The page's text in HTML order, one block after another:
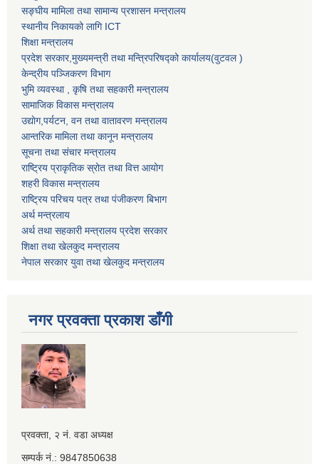
सङ्घीय मामिला तथा सामान्य प्रशासन मन्त्रालय
स्थानीय निकायको लागि ICT
शिक्षा मन्त्रालय
प्रदेश सरकार,मुख्यमन्त्री तथा मन्त्रिपरिषद्को कार्यालय(वुटवल )
केन्द्रीय पञ्जिकरण विभाग
भुमि व्यवस्था , कृषि तथा सहकारी मन्त्रालय
सामाजिक विकास मन्त्रालय
उद्याेग,पर्यटन, वन तथा वातावरण मन्त्रालय
आन्तरिक मामिला तथा कानून मन्त्रालय
सूचना तथा संचार मन्त्रालय
राष्ट्रिय प्राकृतिक स्रोत तथा वित्त आयोग
शहरी विकास मन्त्रालय
राष्ट्रिय परिचय पत्र तथा पंजीकरण बिभाग
अर्थ मन्त्रलाय
अर्थ तथा सहकारी मन्त्रालय प्रदेश सरकार
शिक्षा तथा खेलकुद मन्‍‍त्रालय
नेपाल सरकार युवा तथा खेलकुद मन्त्रालय
नगर प्रवक्ता प्रकाश डाँगी
Iframe
Generator
प्रवक्ता, २ नं. वडा अध्यक्ष
सम्पर्क नं.: 9847850638